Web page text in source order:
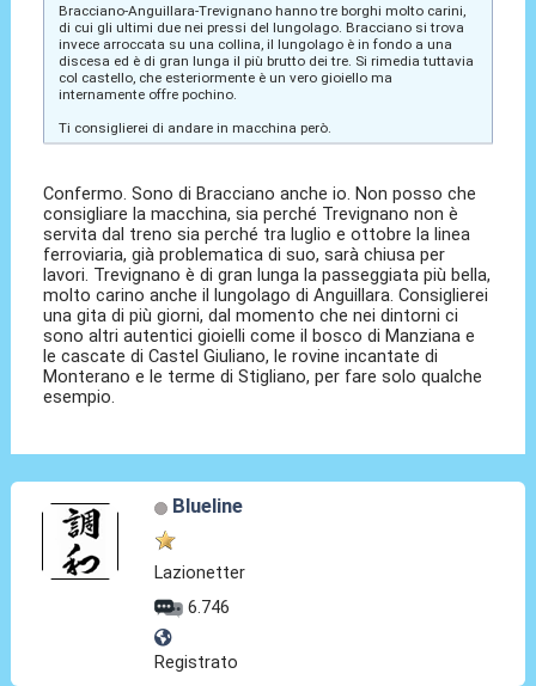
Bracciano-Anguillara-Trevignano hanno tre borghi molto carini,
di cui gli ultimi due nei pressi del lungolago. Bracciano si trova
invece arroccata su una collina, il lungolago è in fondo a una
discesa ed è di gran lunga il più brutto dei tre. Si rimedia tuttavia
col castello, che esteriormente è un vero gioiello ma
internamente offre pochino.
Ti consiglierei di andare in macchina però.
Confermo. Sono di Bracciano anche io. Non posso che
consigliare la macchina, sia perché Trevignano non è
servita dal treno sia perché tra luglio e ottobre la linea
ferroviaria, già problematica di suo, sarà chiusa per
lavori. Trevignano è di gran lunga la passeggiata più bella,
molto carino anche il lungolago di Anguillara. Consiglierei
una gita di più giorni, dal momento che nei dintorni ci
sono altri autentici gioielli come il bosco di Manziana e
le cascate di Castel Giuliano, le rovine incantate di
Monterano e le terme di Stigliano, per fare solo qualche
esempio.
Blueline
Lazionetter
6.746
Registrato